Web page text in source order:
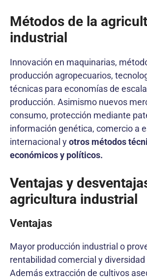
Métodos de la
industrial
Innovación en maquinarias,
producción agropecuarios,
técnicas para economías de
producción. Asimismo nuevos
consumo, protección mediante
información genética, comercio a
internacional yotros métodos
económicos y políticos.
Ventajas y
agricultura industrial
Ventajas
Mayor producción industrial o
rentabilidad comercial y
Además extracción de cultivos